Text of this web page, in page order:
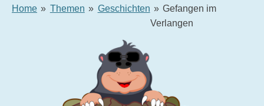
Home » Themen » Geschichten » Gefangen im
Verlangen